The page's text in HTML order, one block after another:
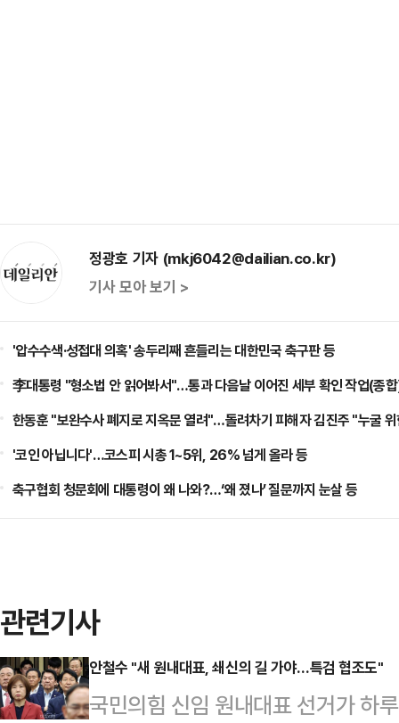
정광호 기자 (mkj6042@dailian.co.kr)
기사 모아 보기 >
'압수수색·성접대 의혹' 송두리째 흔들리는 대한민국 축구판 등
李대통령 "형소법 안 읽어봐서"…통과 다음날 이어진 세부 확인 작업(종
한동훈 "보완수사 폐지로 지옥문 열려"…돌려차기 피해자 김진주 "누굴
'코인 아닙니다'…코스피 시총 1~5위, 26% 넘게 올라 등
축구협회 청문회에 대통령이 왜 나와?…‘왜 졌나’ 질문까지 눈살 등
관련기사
안철수 "새 원내대표, 쇄신의 길 가야…특검 협조도"
국민의힘 신임 원내대표 선거가 하